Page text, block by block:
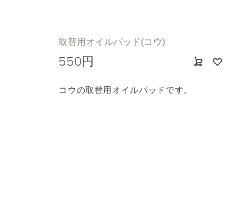
取替用オイルパッド(コウ)
550円
コウの取替用オイルパッドです。